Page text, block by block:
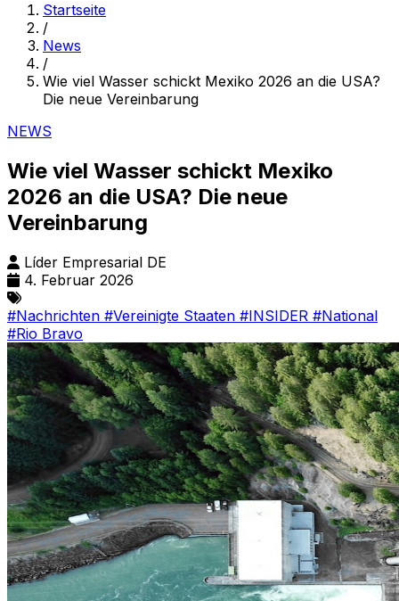
Startseite
/
News
/
Wie viel Wasser schickt Mexiko 2026 an die USA?
Die neue Vereinbarung
NEWS
Wie viel Wasser schickt Mexiko
2026 an die USA? Die neue
Vereinbarung
Líder Empresarial DE
4. Februar 2026
#Nachrichten #Vereinigte Staaten #INSIDER #National
#Rio Bravo